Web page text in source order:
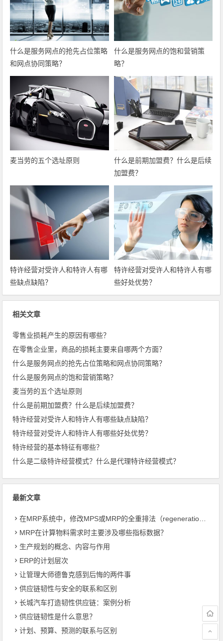
什么是服务网点的抢先占位策略
和网点协同策略？
什么是服务网点的饱和营销策
略？
麦当劳的五个选址原则
什么是前期加盟费？什么是后续
加盟费？
特许经营对受许人和特许人有哪
些缺点缺陷？
特许经营对受许人和特许人有哪
些好处优势？
相关文章
零售业损耗产生的原因有哪些？
在零售企业里，商品的损耗主要来自哪两个方面？
什么是服务网点的抢先占位策略和网点协同策略？
什么是服务网点的饱和营销策略？
麦当劳的五个选址原则
什么是前期加盟费？什么是后续加盟费？
特许经营对受许人和特许人有哪些缺点缺陷？
特许经营对受许人和特许人有哪些好处优势？
特许经营的基本特征有哪些？
什么是二级特许经营模式？什么是代理特许经营模式？
最新文章
在MRP系统中，修改MPS或MRP的全重排法（regeneration）和净改变法？
MRP在计算物料需求时主要涉及哪些指标数据？
生产规划的概念、内容与作用
ERP的计划层次
让管理大师德鲁克感到后悔的两件事
供应链韧性与安全的联系和区别
长城汽车打造韧性供应链：案例分析
供应链韧性是什么意思？
计划、预算、预测的联系与区别